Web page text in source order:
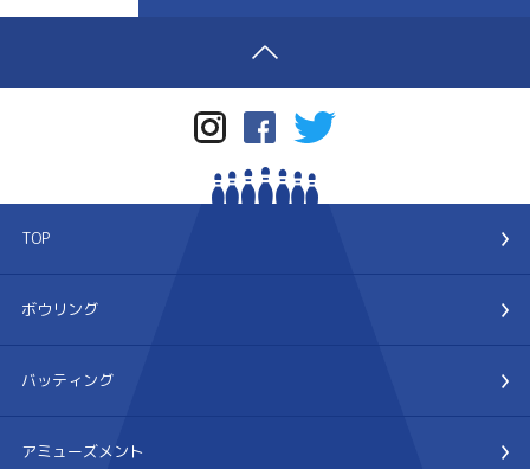
TOP
ボウリング
バッティング
アミューズメント